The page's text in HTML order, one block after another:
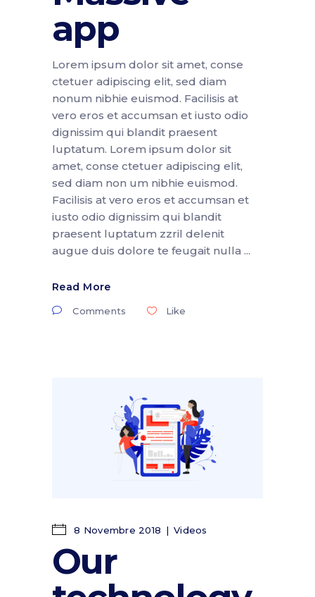
app
Lorem ipsum dolor sit amet, conse
ctetuer adipiscing elit, sed diam
nonum nibhie euismod. Facilisis at
vero eros et accumsan et iusto odio
dignissim qui blandit praesent
luptatum. Lorem ipsum dolor sit
amet, conse ctetuer adipiscing elit,
sed diam non um nibhie euismod.
Facilisis at vero eros et accumsan et
iusto odio dignissim qui blandit
praesent luptatum zzril delenit
augue duis dolore te feugait nulla
Read More
Comments Like
8 Novembre 2018 Videos
Our